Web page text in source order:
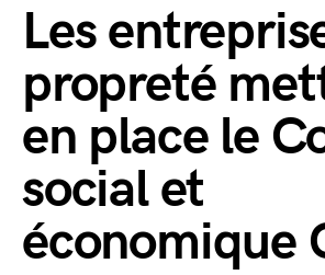
Les
propreté
en place le
social et
économique